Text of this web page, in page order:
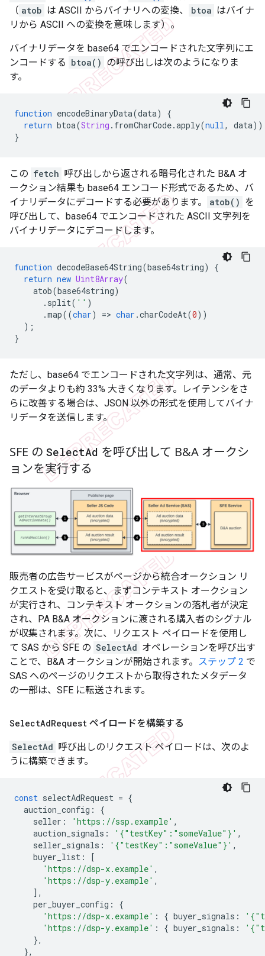
（ atob は ASCII からバイナリへの変換、 btoa はバイナ
リから ASCII への変換を意味します）。
バイナリデータを base64 でエンコードされた文字列にエ
ンコードする btoa() の呼び出しは次のようになりま
す。
function encodeBinaryData(data)
{
return btoa(String . fromCharCode.apply(null , data
}
この fetch 呼び出しから返される暗号化された B&A オ
ークション結果も base64 エンコード形式であるため、バ
イナリデータにデコードする必要があります。
atob() を
呼び出して、base64 でエンコードされた ASCII 文字列を
バイナリデータにデコードします。
function decodeBase64String(base64string)
{
return new Uint8Array(
atob(base64string)
. split( '' )
.map((char) => char .charCodeAt(0))
);
}
ただし、base64 でエンコードされた文字列は、通常、元
のデータよりも約 33% 大きくなります。レイテンシをさ
らに改善する場合は、JSON 以外の形式を使用してバイナ
リデータを送信します。
SFE の SelectAd を呼び出して B&A オークシ
ョンを実行する
販売者の広告サービスがページから統合オークション リ
クエストを受け取ると、まずコンテキスト オークション
が実行され、コンテキスト オークションの落札者が決定
され、PA B&A オークションに渡される購入者のシグナル
が収集されます。次に、リクエスト ペイロードを使用し
て SAS から SFE の SelectAd オペレーションを呼び出す
ことで、B&A オークションが開始されます。 ステップ 2 で
SAS へのページのリクエストから取得されたメタデータ
の一部は、SFE に転送されます。
SelectAdRequest ペイロードを構築する
SelectAd 呼び出しのリクエスト ペイロードは、次のよ
うに構築できます。
const selectAdRequest = {
auction_config :
{
seller : 'https://ssp.example' ,
auction_signals : '{"testKey":"someValue"}' ,
seller_signals : '{"testKey":"someValue"}' ,
buyer_list :
[
'https://dsp-x.example' ,
'https://dsp-y.example' ,
],
per_buyer_config :
{
'https://dsp-x.example' : { buyer_signals :
'https://dsp-y.example' : { buyer_signals :
},
},